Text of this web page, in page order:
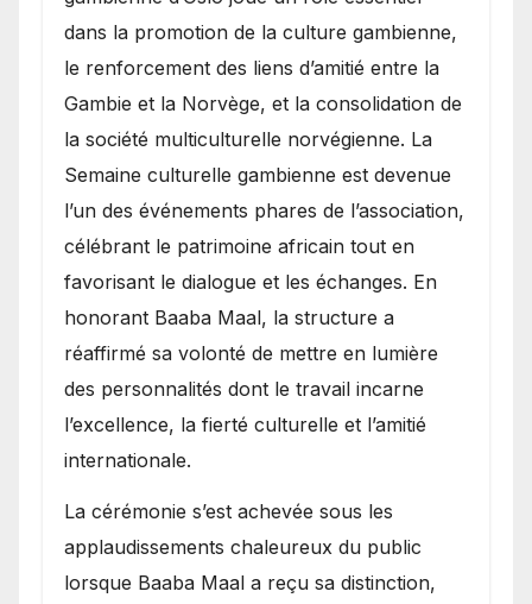
dans la promotion de la culture gambienne,
le renforcement des liens d’amitié entre la
Gambie et la Norvège, et la consolidation de
la société multiculturelle norvégienne. La
Semaine culturelle gambienne est devenue
l’un des événements phares de l’association,
célébrant le patrimoine africain tout en
favorisant le dialogue et les échanges. En
honorant Baaba Maal, la structure a
réaffirmé sa volonté de mettre en lumière
des personnalités dont le travail incarne
l’excellence, la fierté culturelle et l’amitié
internationale.
​La cérémonie s’est achevée sous les
applaudissements chaleureux du public
lorsque Baaba Maal a reçu sa distinction,